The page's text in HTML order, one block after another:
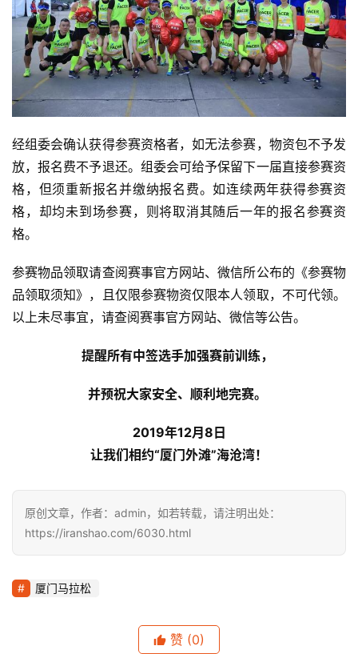
精
选
运
经组委会确认获得参赛资格者，如无法参赛，物资包不予发
放，报名费不予退还。组委会可给予保留下一届直接参赛资
格，但须重新报名并缴纳报名费。如连续两年获得参赛资
格，却均未到场参赛，则将取消其随后一年的报名参赛资
格。
参赛物品领取请查阅赛事官方网站、微信所公布的《参赛物
品领取须知》，且仅限参赛物资仅限本人领取，不可代领。
以上未尽事宜，请查阅赛事官方网站、微信等公告。
提醒所有中签选手加强赛前训练，
并预祝大家安全、顺利地完赛。
2019年12月8日
让我们相约“厦门外滩”海沧湾！
原创文章，作者：admin，如若转载，请注明出处：
https://iranshao.com/6030.html
厦门马拉松
赞 (0)